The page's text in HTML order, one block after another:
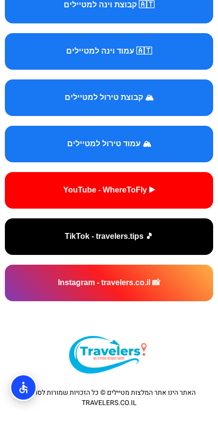
🇦🇹 קבוצת וינה למטיילים
🇦🇹 עמוד וינה למטיילים
🏔️ קבוצת טירול למטיילים
🏔️ עמוד טירול למטיילים
▶️ YouTube - WhereToFly
🎵 TikTok - travelers.tips
📸 Instagram - travelers.co.il
האתר הינו אתר המלצות מטיילים © כל הזכויות שמורות לסוכנות
TRAVELERS.CO.IL